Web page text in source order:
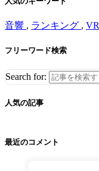
音響 , ランキング , VR
フリーワード検索
Search for:
人気の記事
最近のコメント